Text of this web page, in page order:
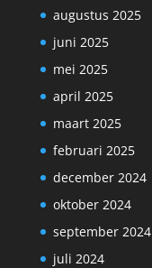
augustus 2025
juni 2025
mei 2025
april 2025
maart 2025
februari 2025
december 2024
oktober 2024
september 2024
juli 2024